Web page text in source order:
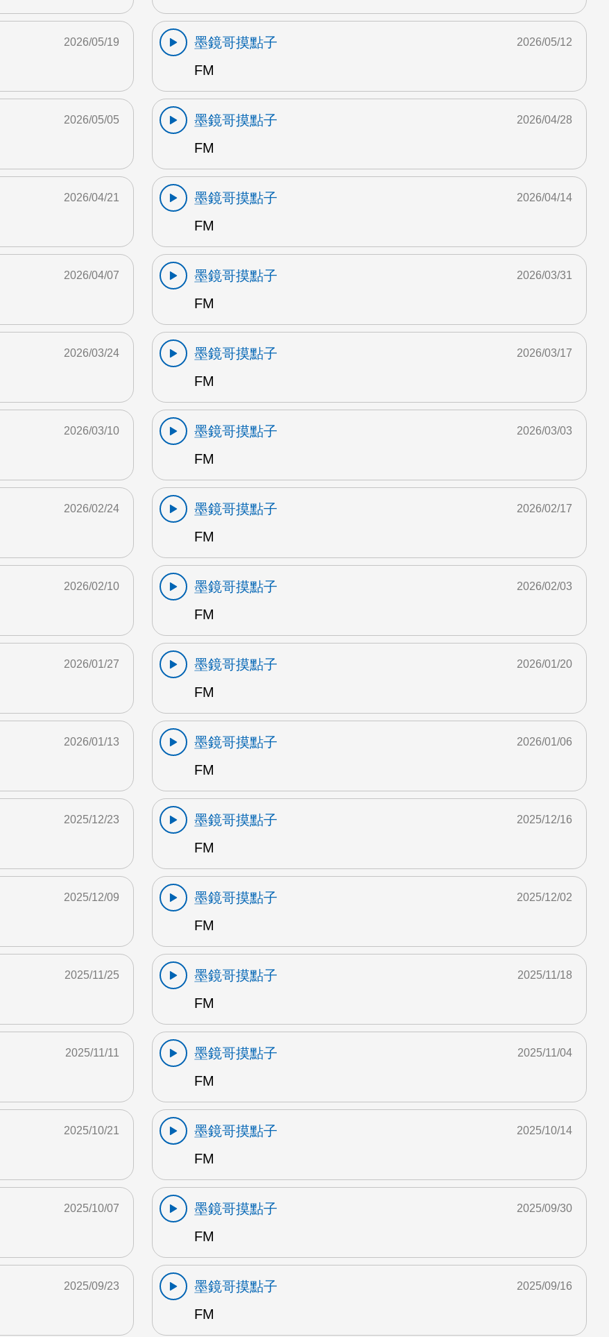
2026/05/19
墨鏡哥摸點子
FM
2026/05/12
2026/05/05
墨鏡哥摸點子
FM
2026/04/28
2026/04/21
墨鏡哥摸點子
FM
2026/04/14
2026/04/07
墨鏡哥摸點子
FM
2026/03/31
2026/03/24
墨鏡哥摸點子
FM
2026/03/17
2026/03/10
墨鏡哥摸點子
FM
2026/03/03
2026/02/24
墨鏡哥摸點子
FM
2026/02/17
2026/02/10
墨鏡哥摸點子
FM
2026/02/03
2026/01/27
墨鏡哥摸點子
FM
2026/01/20
2026/01/13
墨鏡哥摸點子
FM
2026/01/06
2025/12/23
墨鏡哥摸點子
FM
2025/12/16
2025/12/09
墨鏡哥摸點子
FM
2025/12/02
2025/11/25
墨鏡哥摸點子
FM
2025/11/18
2025/11/11
墨鏡哥摸點子
FM
2025/11/04
2025/10/21
墨鏡哥摸點子
FM
2025/10/14
2025/10/07
墨鏡哥摸點子
FM
2025/09/30
2025/09/23
墨鏡哥摸點子
FM
2025/09/16